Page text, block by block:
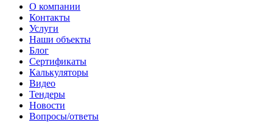
О компании
Контакты
Услуги
Наши объекты
Блог
Сертификаты
Калькуляторы
Видео
Тендеры
Новости
Вопросы/ответы